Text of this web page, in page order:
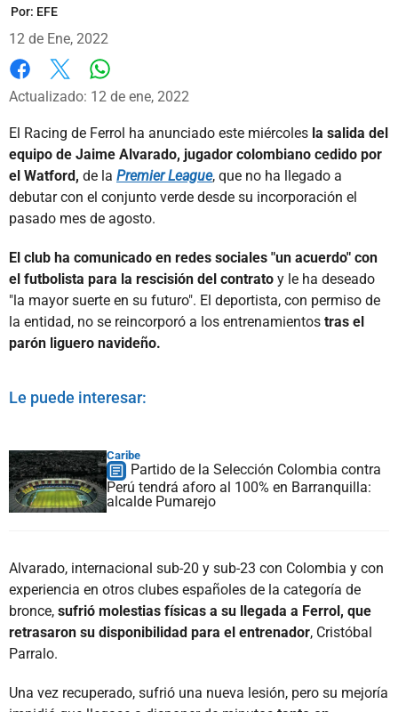
Por: EFE
12 de Ene, 2022
Facebook
X
Actualizado: 12 de ene, 2022
El Racing de Ferrol ha anunciado este miércoles la salida del
equipo de Jaime Alvarado, jugador colombiano cedido por
el Watford, de la Premier League, que no ha llegado a
debutar con el conjunto verde desde su incorporación el
pasado mes de agosto.
El club ha comunicado en redes sociales "un acuerdo" con
el futbolista para la rescisión del contrato y le ha deseado
"la mayor suerte en su futuro". El deportista, con permiso de
la entidad, no se reincorporó a los entrenamientos tras el
parón liguero navideño.
Le puede interesar:
Caribe
Partido de la Selección Colombia contra
Perú tendrá aforo al 100% en Barranquilla:
alcalde Pumarejo
Alvarado, internacional sub-20 y sub-23 con Colombia y con
experiencia en otros clubes españoles de la categoría de
bronce, sufrió molestias físicas a su llegada a Ferrol, que
retrasaron su disponibilidad para el entrenador, Cristóbal
Parralo.
Una vez recuperado, sufrió una nueva lesión, pero su mejoría